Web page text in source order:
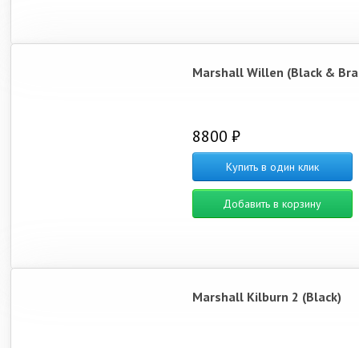
Marshall Willen (Black &
8800 ₽
Купить в один клик
Добавить в корзину
Marshall Kilburn 2 (Black)